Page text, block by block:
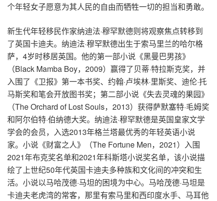
个年轻女子愿意为其人民的自由而牺牲一切的担当和勇敢。
新生代年轻移民作家纳迪法·穆罕默德则将观察焦点转移到
了英国卡迪夫。纳迪法·穆罕默德出生于索马里兰的哈尔格
萨，4岁时移居英国。他的第一部小说《黑曼巴男孩》
（Black Mamba Boy，2009）赢得了贝蒂·特拉斯克奖，并
入围了《卫报》第一本书奖、约翰·卢埃林·里斯奖、迪伦·托
马斯奖和笔会开放图书奖；第二部小说《失去灵魂的果园》
（The Orchard of Lost Souls，2013）获得萨默塞特·毛姆奖
和阿尔伯特·伯纳德大奖。纳迪法·穆罕默德是英国皇家文学
学会的会员，入选2013年格兰塔最优秀的年轻英语小说
家。小说《财富之人》（The Fortune Men，2021）入围
2021年布克奖名单和2021年科斯塔小说奖名单，该小说描
绘了上世纪50年代英国卡迪夫多种族和文化间的冲突和生
活。小说以马哈茂德·马坦的困境为中心。马哈茂德·马坦是
卡迪夫老虎湾的常客，那里有索马里和西印度水手、马耳他